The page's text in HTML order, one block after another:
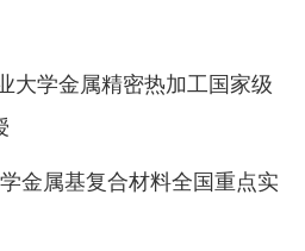
大学金属精密热加工国家级
金属基复合材料全国重点实